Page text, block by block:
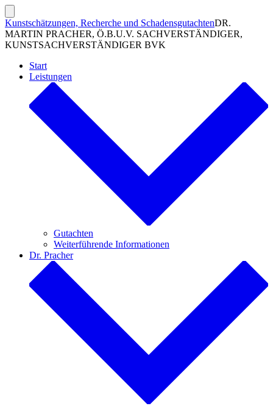
Zum
Inhalt
springen
Suche
ein-/ausblenden
Kunstschätzungen, Recherche und SchadensgutachtenDR.
MARTIN PRACHER, Ö.B.U.V. SACHVERSTÄNDIGER,
KUNSTSACHVERSTÄNDIGER BVK
Start
Leistungen
Gutachten
Weiterführende Informationen
Dr. Pracher